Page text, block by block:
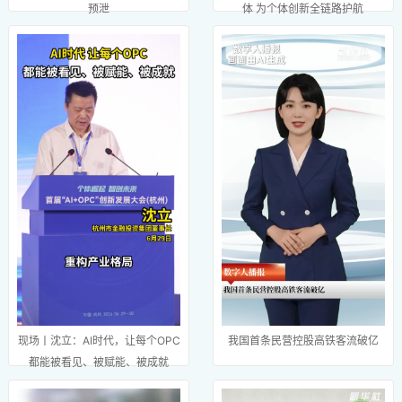
预泄
体 为个体创新全链路护航
现场丨沈立：AI时代，让每个OPC
都能被看见、被赋能、被成就
我国首条民营控股高铁客流破亿